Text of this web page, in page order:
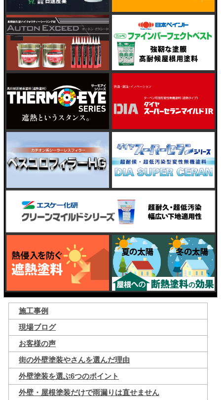
施工事例
現場ブログ
お客様の声
街の外壁塗装やさんを選んだ理由
外壁塗装を選ぶ6つのポイント
外壁・屋根塗装だけで雨漏りは直せません